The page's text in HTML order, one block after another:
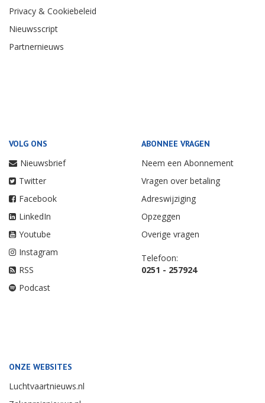
Privacy & Cookiebeleid
Nieuwsscript
Partnernieuws
VOLG ONS
Nieuwsbrief
Twitter
Facebook
LinkedIn
Youtube
Instagram
RSS
Podcast
ABONNEE VRAGEN
Neem een Abonnement
Vragen over betaling
Adreswijziging
Opzeggen
Overige vragen
Telefoon:
0251 - 257924
ONZE WEBSITES
Luchtvaartnieuws.nl